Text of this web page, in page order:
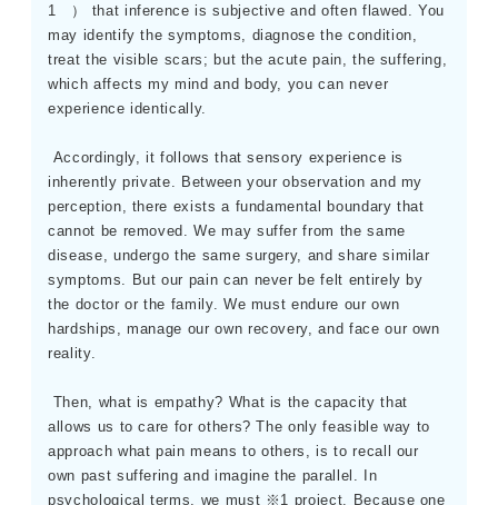
1 ） that inference is subjective and often flawed. You
may identify the symptoms, diagnose the condition,
treat the visible scars; but the acute pain, the suffering,
which affects my mind and body, you can never
experience identically.
Accordingly, it follows that sensory experience is
inherently private. Between your observation and my
perception, there exists a fundamental boundary that
cannot be removed. We may suffer from the same
disease, undergo the same surgery, and share similar
symptoms. But our pain can never be felt entirely by
the doctor or the family. We must endure our own
hardships, manage our own recovery, and face our own
reality.
Then, what is empathy? What is the capacity that
allows us to care for others? The only feasible way to
approach what pain means to others, is to recall our
own past suffering and imagine the parallel. In
psychological terms, we must ※1 project. Because one